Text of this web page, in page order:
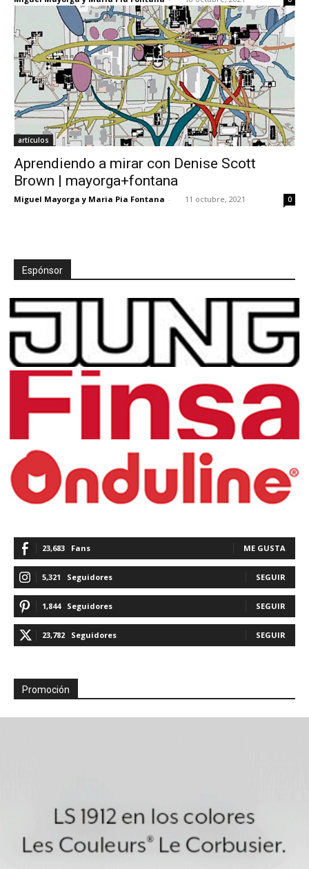
artículos
Aprendiendo a mirar con Denise Scott
Brown | mayorga+fontana
Miguel Mayorga y Maria Pia Fontana - 11 octubre, 2021 0
Espónsor
23,683 Fans ME GUSTA
5,321 Seguidores SEGUIR
1,844 Seguidores SEGUIR
23,782 Seguidores SEGUIR
Promoción